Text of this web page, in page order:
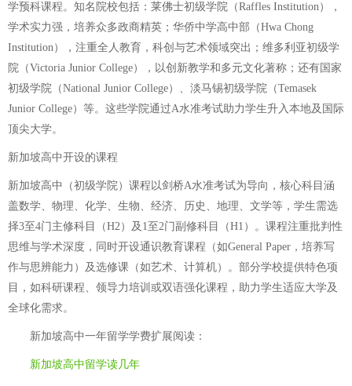
学预科课程。知名院校包括：莱佛士初级学院（Raffles Institution），
学术实力强，培养众多政商精英；华侨中学高中部（Hwa Chong
Institution），注重全人教育，科创与艺术领域突出；维多利亚初级学
院（Victoria Junior College），以创新教学和多元文化著称；还有国家
初级学院（National Junior College）、淡马锡初级学院（Temasek
Junior College）等。这些学院通过A水准考试助力学生升入本地及国际
顶尖大学。
新加坡高中开设的课程
新加坡高中（初级学院）课程以剑桥A水准考试为导向，核心科目涵
盖数学、物理、化学、生物、经济、历史、地理、文学等，学生需选
择3至4门主修科目（H2）及1至2门副修科目（H1）。课程注重批判性
思维与学术深度，同时开设通识教育课程（如General Paper，培养写
作与思辨能力）及选修课（如艺术、计算机）。部分学校提供特色项
目，如科研课程、领导力培训或双语强化课程，助力学生适应大学及
全球化需求。
新加坡高中一年留学学费扩展阅读：
新加坡高中留学读几年